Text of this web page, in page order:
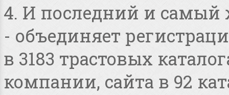
4. И последний и
- объединяет
в 3183 трастовых
компании, сайта в 92